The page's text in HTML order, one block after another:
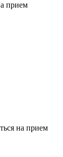
прием
на прием